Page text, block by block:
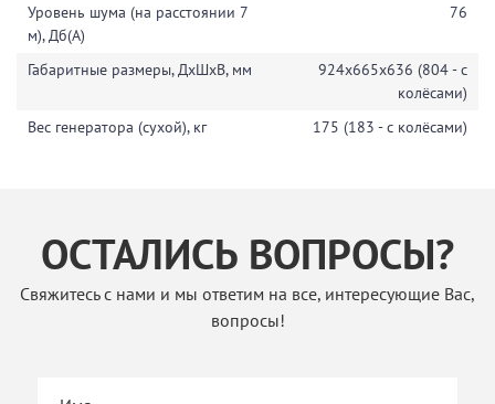
Уровень шума (на расстоянии 7
м), Дб(А)
76
Габаритные размеры, ДхШхВ, мм
924х665х636 (804 - с
колёсами)
Вес генератора (сухой), кг
175 (183 - с колёсами)
ОСТАЛИСЬ ВОПРОСЫ?
Свяжитесь с нами и мы ответим на все, интересующие Вас,
вопросы!